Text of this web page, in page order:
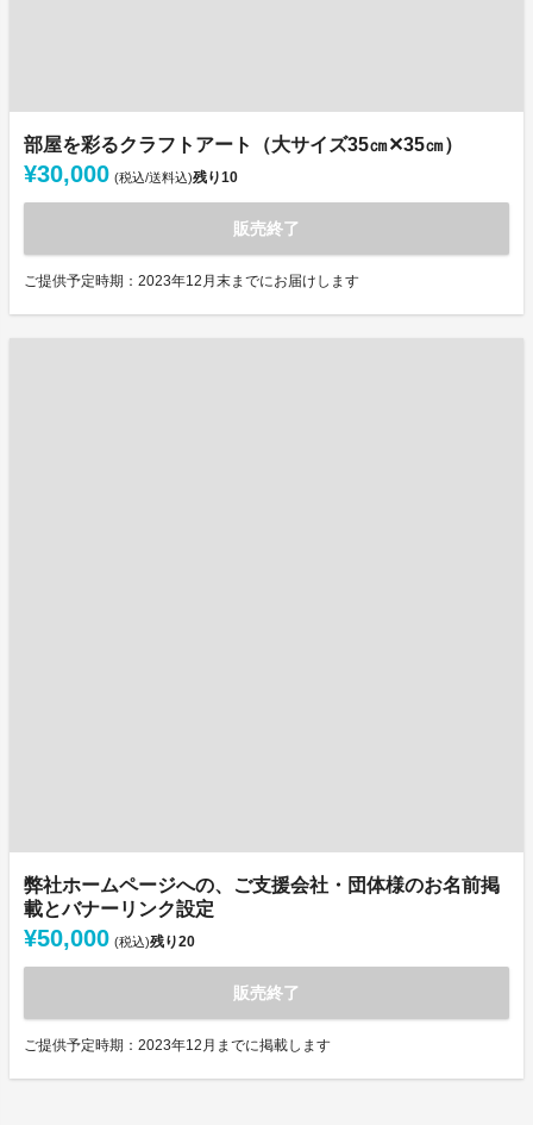
部屋を彩るクラフトアート（大サイズ35㎝✕35㎝）
¥30,000 (税込/送料込)残り10
販売終了
ご提供予定時期：2023年12月末までにお届けします
弊社ホームページへの、ご支援会社・団体様のお名前掲
載とバナーリンク設定
¥50,000 (税込)残り20
販売終了
ご提供予定時期：2023年12月までに掲載します